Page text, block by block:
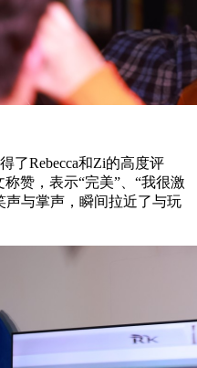
了Rebecca和Zi的高度评
赞，表示“完美”、“我很激
声与掌声，瞬间拉近了与玩